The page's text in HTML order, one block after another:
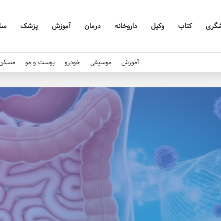
کتاب وکیل داروخانه درمان آموزش پزشک
آموزش موسیقی خودرو پوست و مو